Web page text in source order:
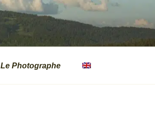
Le Photographe